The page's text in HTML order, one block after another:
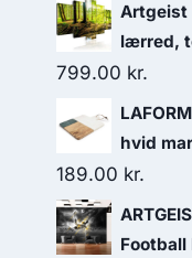
Artgeist
lærred,
799.00 kr.
hvid
189.00 kr.